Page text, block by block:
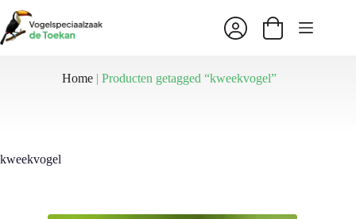
naar
de
inhoud
Winkelwagen
Home |Producten getagged “kweekvogel”
kweekvogel